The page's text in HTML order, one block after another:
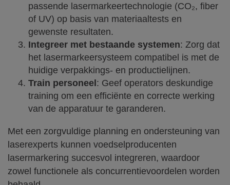
passende lasermarkeertechnologie (CO₂, fiber
of UV) op basis van materiaaltests en
gewenste resultaten.
Integreer met bestaande systemen: Zorg dat
het lasermarkeersysteem compatibel is met de
huidige verpakkings- en productielijnen.
Train personeel: Geef operators deskundige
training om een efficiënte en correcte werking
van de apparatuur te garanderen.
Met een zorgvuldige planning en ondersteuning van
laserexperts kunnen voedselproducenten
lasermarkering succesvol integreren, waardoor
zowel functionele als concurrentievoordelen worden